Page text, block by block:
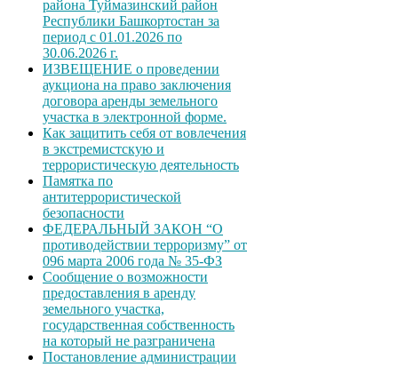
района Туймазинский район
Республики Башкортостан за
период с 01.01.2026 по
30.06.2026 г.
ИЗВЕЩЕНИЕ о проведении
аукциона на право заключения
договора аренды земельного
участка в электронной форме.
Как защитить себя от вовлечения
в экстремистскую и
террористическую деятельность
Памятка по
антитеррористической
безопасности
ФЕДЕРАЛЬНЫЙ ЗАКОН “О
противодействии терроризму” от
096 марта 2006 года № 35-ФЗ
Сообщение о возможности
предоставления в аренду
земельного участка,
государственная собственность
на который не разграничена
Постановление администрации